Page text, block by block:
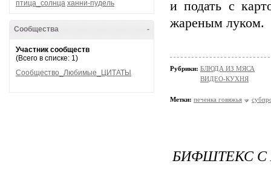
птица_солнца ханни-пудель
-
Сообщества
Участник сообществ
(Всего в списке: 1)
Сообщество_Любимые_ЦИТАТЫ
и подать с
жареным луком.
Рубрики: БЛЮДА ИЗ МЯСА
ВИДЕО-КУХНЯ
Метки: печенка говяжья
БИФШТЕКС С